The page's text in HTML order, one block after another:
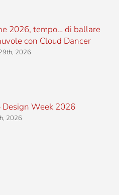
2026, tempo… di ballare
con Cloud Dancer
2026
Design Week 2026
2026